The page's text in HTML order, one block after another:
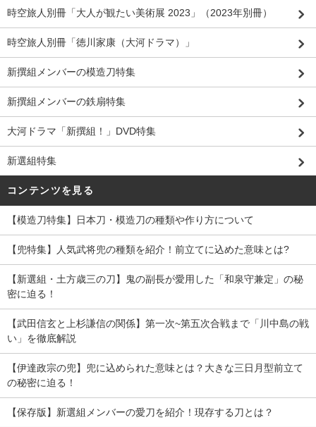
時空旅人別冊「大人が観たい美術展 2023」（2023年別冊）
時空旅人別冊「徳川家康（大河ドラマ）」
新撰組メンバーの模造刀特集
新撰組メンバーの鉄扇特集
大河ドラマ「新撰組！」DVD特集
新選組特集
コンテンツを見る
【模造刀特集】日本刀・模造刀の種類や作り方について
【兜特集】人気武将兜の種類を紹介！前立てに込めた意味とは?
【新選組・土方歳三の刀】鬼の副長が愛用した「和泉守兼定」の秘
密に迫る！
【武田信玄と上杉謙信の関係】第一次~第五次合戦まで「川中島の戦
い」を徹底解説
【伊達政宗の兜】兜に込められた意味とは？大きな三日月型前立て
の秘密に迫る！
【保存版】新選組メンバーの愛刀を紹介！現存する刀とは？